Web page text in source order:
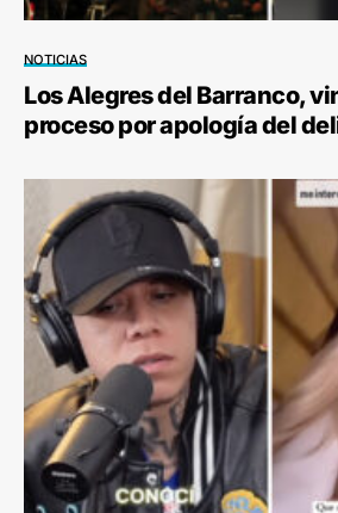
NOTICIAS
Los Alegres del Barranco,
proceso por apología del